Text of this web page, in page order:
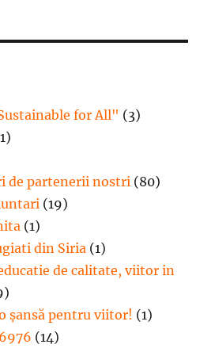
for All" (3)
de partenerii nostri (80)
(19)
(1)
din Siria (1)
de calitate, viitor in
şansă pentru viitor! (1)
(14)